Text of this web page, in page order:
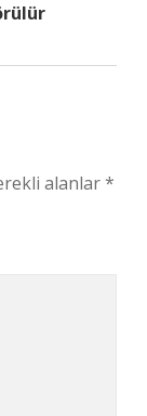
alanlar*